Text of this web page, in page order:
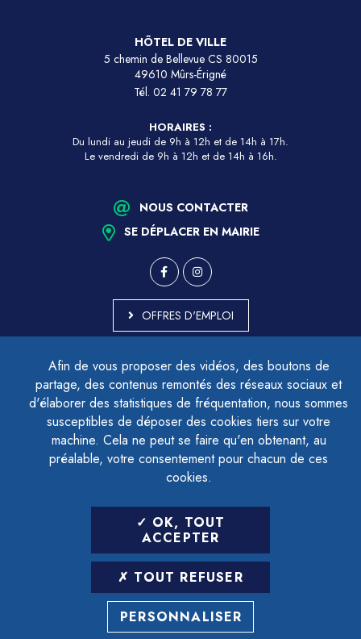
Afin de vous proposer des vidéos, des boutons de
partage, des contenus remontés des réseaux sociaux et
d'élaborer des statistiques de fréquentation, nous sommes
susceptibles de déposer des cookies tiers sur votre
machine. Cela ne peut se faire qu'en obtenant, au
préalable, votre consentement pour chacun de ces
cookies.
OK, TOUT
ACCEPTER
TOUT REFUSER
PERSONNALISER
HÔTEL DE VILLE
5 chemin de Bellevue CS 80015
49610 Mûrs-Érigné
Tél. 02 41 79 78 77
HORAIRES :
Du lundi au jeudi de 9h à 12h et de 14h à 17h.
Le vendredi de 9h à 12h et de 14h à 16h.
NOUS CONTACTER
SE DÉPLACER EN MAIRIE
OFFRES D'EMPLOI
ACCESSIBILITÉ - PARTIELLEMENT CONFORME
PLAN DU SITE
MENTIONS LÉGALES
CONTACTER LE DÉLÉGUÉ À LA PROTECTION DES DONNÉES
GESTION DES COOKIES
LETTRE D'INFORMATION
SAISIR VOTRE ADRESSE E-MAIL
POUR VOUS INSCRIRE :
ARCHIVES DÉSINSCRIPTION